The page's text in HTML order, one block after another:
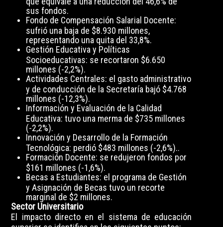
sus fondos.
Fondo de Compensación Salarial Docente:
sufrió una baja de $8.930 millones,
representando una quita del 33,8%.
Gestión Educativa y Políticas
Socioeducativas: se recortaron $6.650
millones (-2,2%).
Actividades Centrales: el gasto administrativo
y de conducción de la Secretaría bajó $4.768
millones (-12,3%).
Información y Evaluación de la Calidad
Educativa: tuvo una merma de $735 millones
(-2,2%).
Innovación y Desarrollo de la Formación
Tecnológica: perdió $483 millones (-2,6%)..
Formación Docente: se redujeron fondos por
$161 millones (-1,6%).
Becas a Estudiantes: el programa de Gestión
y Asignación de Becas tuvo un recorte
marginal de $2 millones.
Sector Universitario
El impacto directo en el sistema de educación